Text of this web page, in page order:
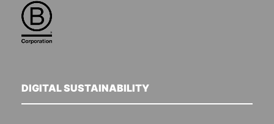
DIGITAL SUSTAINABILITY